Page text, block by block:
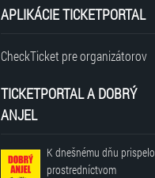
APLIKÁCIE TICKETPORTAL
CheckTicket pre organizátorov
TICKETPORTAL A DOBRÝ
ANJEL
K dnešnému dňu prispelo
prostredníctvom